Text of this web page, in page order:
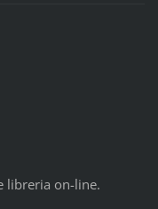
libreria on-line.